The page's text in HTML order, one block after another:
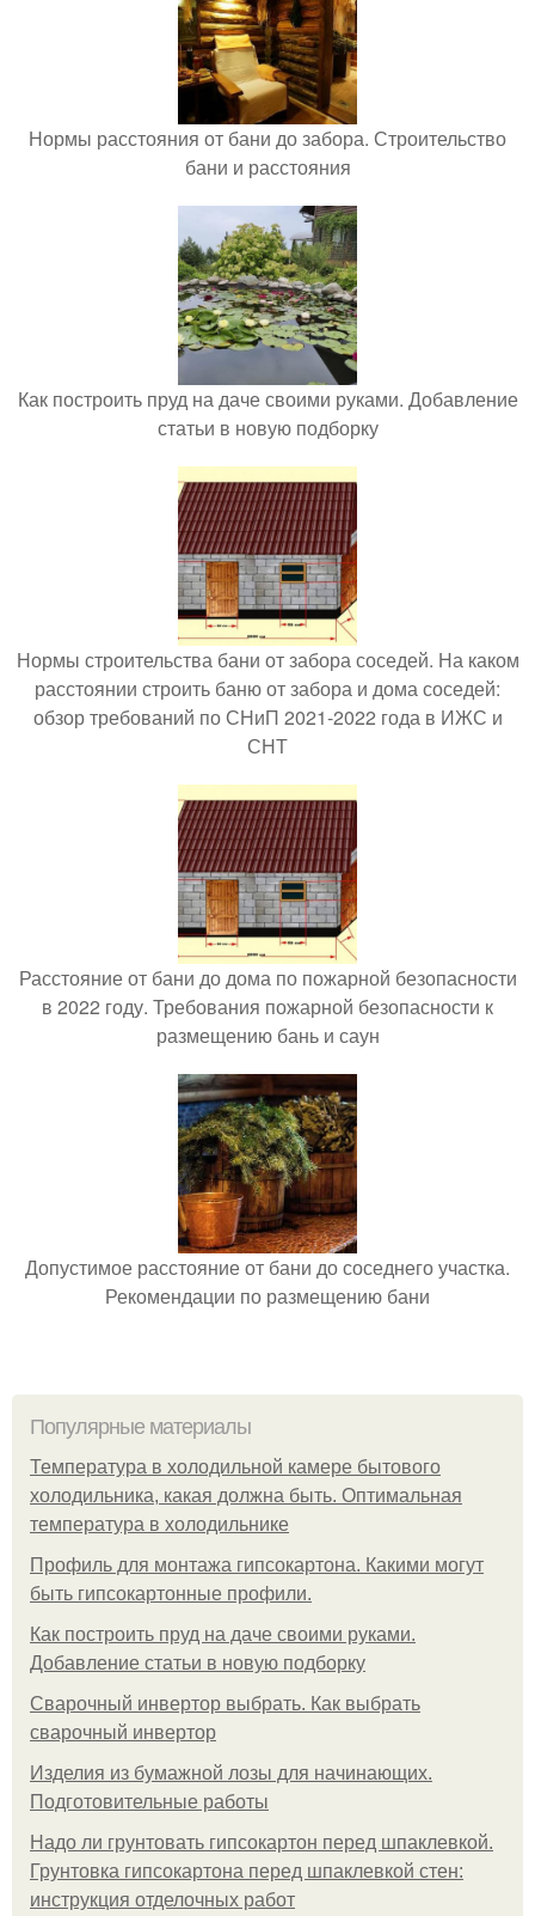
Нормы расстояния от бани до забора. Строительство
бани и расстояния
Как построить пруд на даче своими руками. Добавление
статьи в новую подборку
Нормы строительства бани от забора соседей. На каком
расстоянии строить баню от забора и дома соседей:
обзор требований по СНиП 2021-2022 года в ИЖС и
СНТ
Расстояние от бани до дома по пожарной безопасности
в 2022 году. Требования пожарной безопасности к
размещению бань и саун
Допустимое расстояние от бани до соседнего участка.
Рекомендации по размещению бани
Популярные материалы
Температура в холодильной камере бытового
холодильника, какая должна быть. Оптимальная
температура в холодильнике
Профиль для монтажа гипсокартона. Какими могут
быть гипсокартонные профили.
Как построить пруд на даче своими руками.
Добавление статьи в новую подборку
Сварочный инвертор выбрать. Как выбрать
сварочный инвертор
Изделия из бумажной лозы для начинающих.
Подготовительные работы
Надо ли грунтовать гипсокартон перед шпаклевкой.
Грунтовка гипсокартона перед шпаклевкой стен:
инструкция отделочных работ